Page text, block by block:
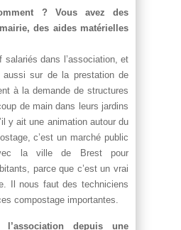
? Vous avez des
des aides matérielles
dans l’association, et
sur de la prestation de
à la demande de structures
de main dans leurs jardins
y ait une animation autour du
c’est un marché public
la ville de Brest pour
parce que c’est un vrai
Il nous faut des techniciens
compostage importantes.
depuis une